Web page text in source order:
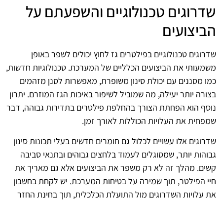
שדרוגים טכנולוגיים והשפעתם על
הביצועים
שדרוגים טכנולוגיים בפילטרים גז לחוץ יכולים לשפר באופן
משמעותי את הביצועים הכלליים של המערכת. טכנולוגיות חדשות,
כמו מסננים עם יכולת סינון משופרת, מאפשרות לסנן מזהמים
בצורה יותר יעילה, מה שמוביל לשיפור באיכות הגז המוזרם. יתרון
נוסף הוא הפחתת הצורך בהחלפת פילטרים בתדירות גבוהה, דבר
שמפחית את העלויות הכוללות לאורך זמן.
שדרוגים אלו עשויים לכלול גם חומרים חדשים בעלי תכונות סינון
גבוהות יותר, שמסוגלים לעמוד בלחצים גבוהים ובתנאי סביבה
קשים. מהלך זה לא רק משפר את הביצועים אלא גם מאריך את
חיי הפילטר, תוך שמירה על בטיחות המערכת. יש לקחת בחשבון
את עלויות השדרוגים מול התועלת הכלכלית, תוך בחינת החזר